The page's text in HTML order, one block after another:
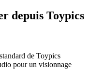
depuis Toypics
de Toypics
pour un visionnage